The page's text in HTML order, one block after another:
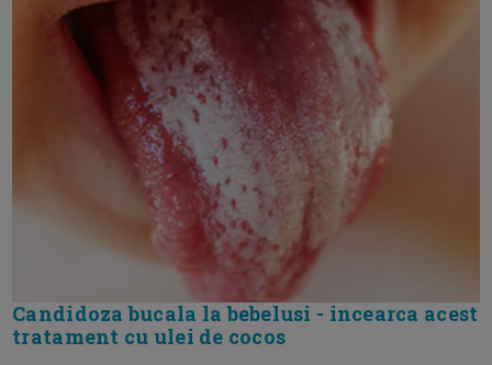
Candidoza bucala la bebelusi - incearca acest
tratament cu ulei de cocos